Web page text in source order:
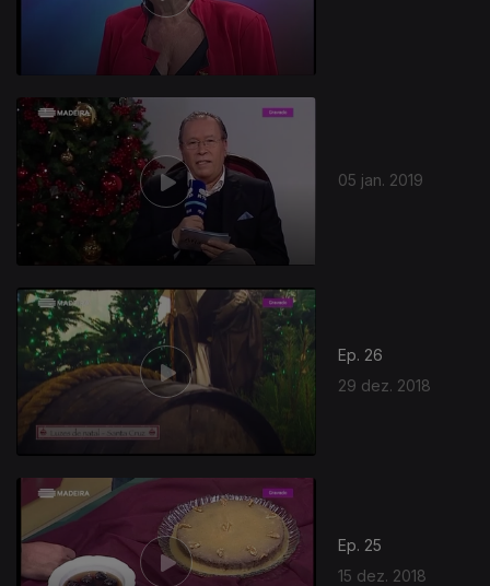
05 jan. 2019
Ep. 26
29 dez. 2018
Ep. 25
15 dez. 2018